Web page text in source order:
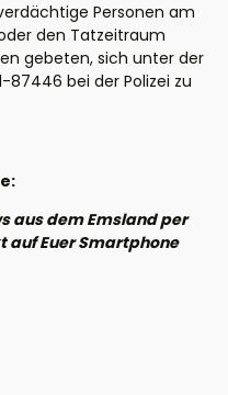
Personen am
den Tatzeitraum
gebeten, sich unter der
87446 bei der Polizei zu
aus dem Emsland per
auf Euer Smartphone